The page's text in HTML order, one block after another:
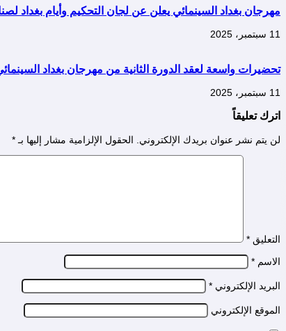
مهرجان بغداد السينمائي يعلن عن لجان التحكيم وأيام بغداد
11 سبتمبر، 2025
تحضيرات واسعة لعقد الدورة الثانية من مهرجان بغداد السينمائي من 15 : 20 من
11 سبتمبر، 2025
اترك تعليقاً
لن يتم نشر عنوان بريدك الإلكتروني. الحقول الإلزامية مشار إليها بـ *
التعليق *
الاسم *
البريد الإلكتروني *
الموقع الإلكتروني